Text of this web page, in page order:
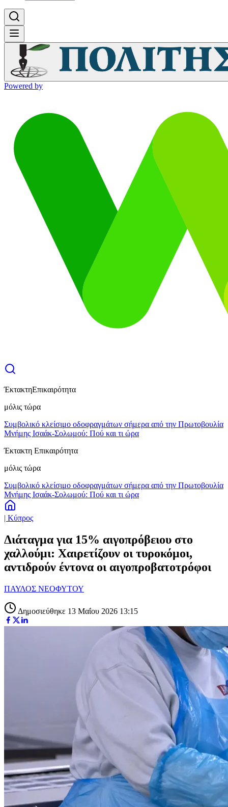
Powered by
ΈκτακτηΕπικαιρότητα
μόλις τώρα
Συμβολικό κλείσιμο οδοφραγμάτων σήμερα από την Πρωτοβουλία
Μνήμης Ισαάκ-Σολωμού: Πού και τι ώρα
Έκτακτη Επικαιρότητα
μόλις τώρα
Συμβολικό κλείσιμο οδοφραγμάτων σήμερα από την Πρωτοβουλία
Μνήμης Ισαάκ-Σολωμού: Πού και τι ώρα
| Κύπρος
Διάταγμα για 15% αιγοπρόβειου στο
χαλλούμι: Χαιρετίζουν οι τυροκόμοι,
αντιδρούν έντονα οι αιγοπροβατοτρόφοι
ΠΑΥΛΟΣ ΝΕΟΦΥΤΟΥ
Δημοσιεύθηκε 13 Μαΐου 2026 13:15